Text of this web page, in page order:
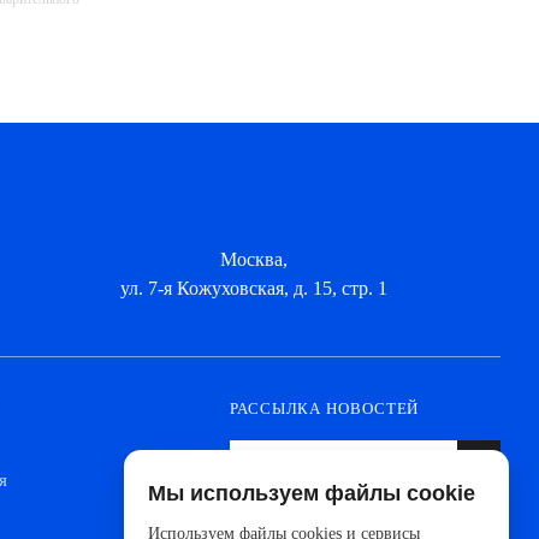
Москва,
ул. 7-я Кожуховская, д. 15, стр. 1
РАССЫЛКА НОВОСТЕЙ
новинок от ведущих производителей и
Мы используем файлы cookie
Используем файлы cookies и сервисы